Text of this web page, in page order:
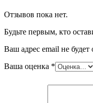
Отзывов пока нет.
Будьте первым, кто
Ваш адрес email не будет
Ваша оценка *